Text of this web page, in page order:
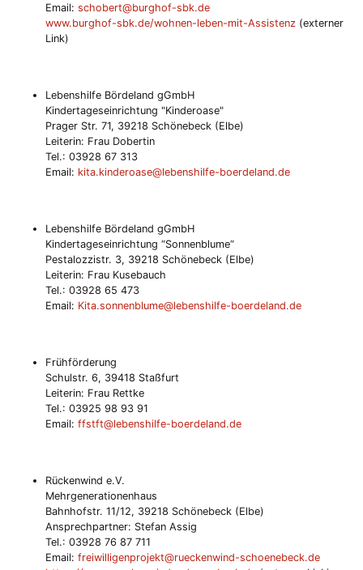
Email: schobert@burghof-sbk.de
www.burghof-sbk.de/wohnen-leben-mit-Assistenz (externer
Link)
Lebenshilfe Bördeland gGmbH
Kindertageseinrichtung "Kinderoase"
Prager Str. 71, 39218 Schönebeck (Elbe)
Leiterin: Frau Dobertin
Tel.: 03928 67 313
Email: kita.kinderoase@lebenshilfe-boerdeland.de
Lebenshilfe Bördeland gGmbH
Kindertageseinrichtung “Sonnenblume“
Pestalozzistr. 3, 39218 Schönebeck (Elbe)
Leiterin: Frau Kusebauch
Tel.: 03928 65 473
Email: Kita.sonnenblume@lebenshilfe-boerdeland.de
Frühförderung
Schulstr. 6, 39418 Staßfurt
Leiterin: Frau Rettke
Tel.: 03925 98 93 91
Email: ffstft@lebenshilfe-boerdeland.de
Rückenwind e.V.
Mehrgenerationenhaus
Bahnhofstr. 11/12, 39218 Schönebeck (Elbe)
Ansprechpartner: Stefan Assig
Tel.: 03928 76 87 711
Email: freiwilligenprojekt@rueckenwind-schoenebeck.de